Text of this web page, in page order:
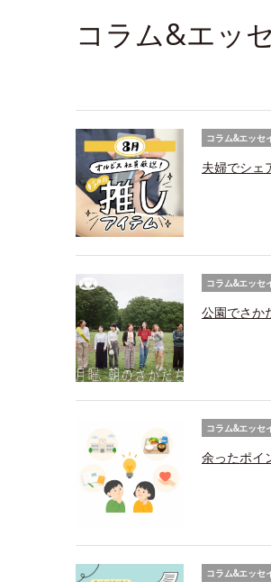
コラム&エッ
コラム&エッセ
夫婦でシェ
コラム&エッセ
公園でさか
コラム&エッセ
余ったポイ
コラム&エッセ